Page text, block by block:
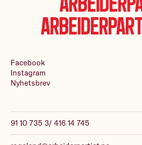
91 10 735 3/ 416 14 745
Facebook
Instagram
Nyhetsbrev